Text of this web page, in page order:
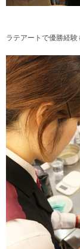
ラテアートで優勝経